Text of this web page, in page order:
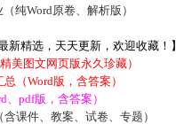
纯Word原卷、解析版）
新精选，天天更新，欢迎收藏！】
美图文网页版永久珍藏）
（Word版，含答案）
pdf版，含答案）
课件、教案、试卷、专题）